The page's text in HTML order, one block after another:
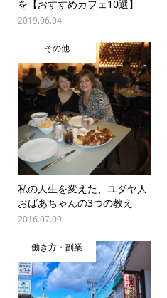
を【おすすめカフェ10選】
2019.06.04
その他
私の人生を変えた、ユダヤ人
おばあちゃんの3つの教え
2016.07.09
働き方・副業